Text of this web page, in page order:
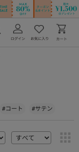
#コート #サテン